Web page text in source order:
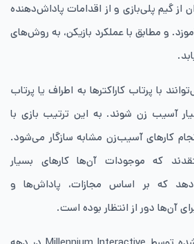
از گیم پلی‌بازی و از اقدامات پاداش‌دهنده
و مطابق با عملکرد بازیکن، به روش‌های
با پرتاب کاراکترها به اطراف یا پرتاب
آسیب زن شوند. به این ترتیب بازی با
کارهای آسیب‌زن مشابه سازگار می‌شود.
که موجودات آن‌ها کارهای بسیار
که بر اساس مجازات‌، پاداش‌ها و
آن‌ها دور از انتظار بوده است.